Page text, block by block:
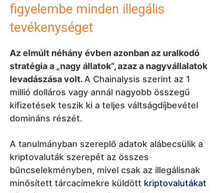
figyelembe minden illegális
tevékenységet
Az elmúlt néhány évben azonban az uralkodó
stratégia a „nagy állatok”, azaz a nagyvállalatok
levadászása volt. A Chainalysis szerint az 1
millió dolláros vagy annál nagyobb összegű
kifizetések teszik ki a teljes váltságdíjbevétel
domináns részét.
A tanulmányban szereplő adatok alábecsülik a
kriptovaluták szerepét az összes
bűncselekményben, mivel csak az illegálisnak
minősített tárcacímekre küldött kriptovalutákat